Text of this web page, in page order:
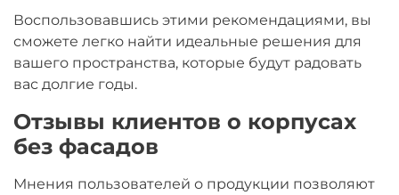
Воспользовавшись этими рекомендациями, вы
сможете легко найти идеальные решения для
вашего пространства, которые будут радовать
вас долгие годы.
Отзывы клиентов о корпусах
без фасадов
Мнения пользователей о продукции позволяют